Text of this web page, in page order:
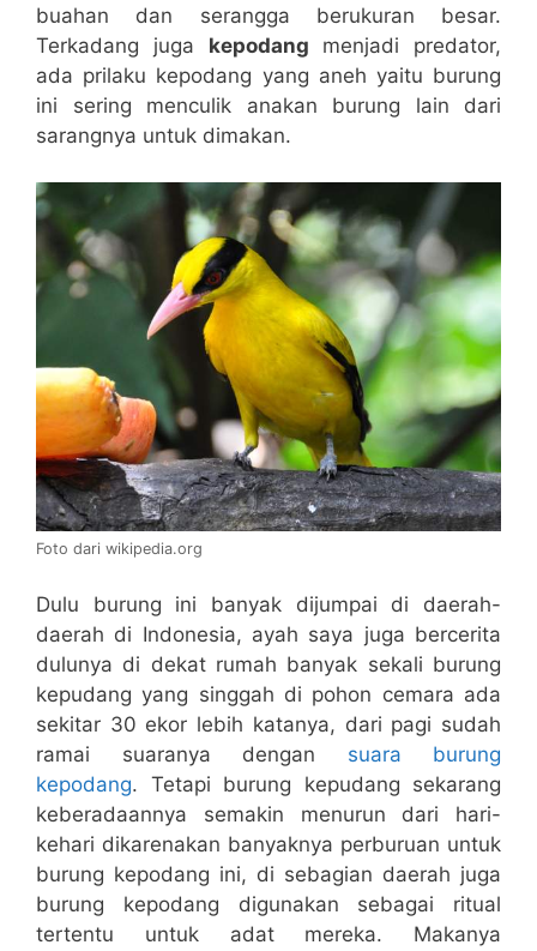
buahan dan serangga berukuran besar.
Terkadang juga kepodang menjadi predator,
ada prilaku kepodang yang aneh yaitu burung
ini sering menculik anakan burung lain dari
sarangnya untuk dimakan.
Foto dari wikipedia.org
Dulu burung ini banyak dijumpai di daerah-
daerah di Indonesia, ayah saya juga bercerita
dulunya di dekat rumah banyak sekali burung
kepudang yang singgah di pohon cemara ada
sekitar 30 ekor lebih katanya, dari pagi sudah
ramai suaranya dengan suara burung
kepodang. Tetapi burung kepudang sekarang
keberadaannya semakin menurun dari hari-
kehari dikarenakan banyaknya perburuan untuk
burung kepodang ini, di sebagian daerah juga
burung kepodang digunakan sebagai ritual
tertentu untuk adat mereka. Makanya